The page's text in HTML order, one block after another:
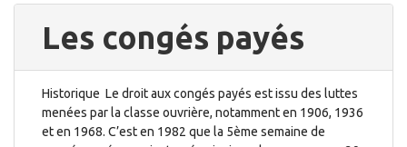
Les congés payés
Historique Le droit aux congés payés est issu des luttes
menées par la classe ouvrière, notamment en 1906, 1936
et en 1968. C’est en 1982 que la 5ème semaine de